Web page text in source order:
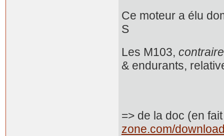
Ce moteur a élu
S
Les M103,
& endurants,
=> de la doc (en
zone.com/